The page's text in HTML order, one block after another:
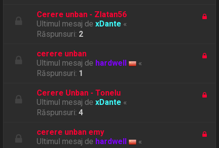
Cerere unban - Zlatan56
Ultimul mesaj dexDante «
Răspunsuri: 2
cerere unban
Ultimul mesaj de hardwell
«
Răspunsuri: 1
Cerere Unban - Tonelu
Ultimul mesaj dexDante «
Răspunsuri:4
cerere unban emy
Ultimul mesaj de hardwell
«